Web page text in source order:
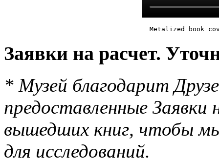
Metalized book
Заявки на расчет.
* Музей благодарит
предоставленные Заявки
вышедших книг, чтобы
для исследований.